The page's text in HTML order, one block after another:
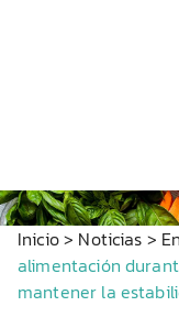
Inicio> Noticias >
alimentación
mantener la